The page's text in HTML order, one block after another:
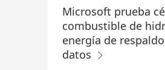
Microsoft prueba
combustible de
energía de
datos